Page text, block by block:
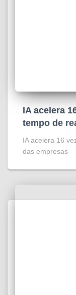
IA acelera
tempo de
IA acelera 16
das empresas